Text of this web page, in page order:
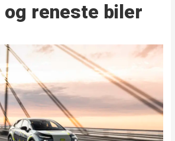
reneste biler